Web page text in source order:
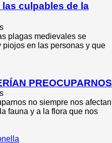
culpables de la
plagas medievales se
piojos en las personas y que
PREOCUPARNOS
no siempre nos afectan
fauna y a la flora que nos